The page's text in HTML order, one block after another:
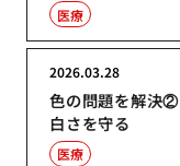
医療
色の問題を解決②
白さを守る
2026.03.28
医療